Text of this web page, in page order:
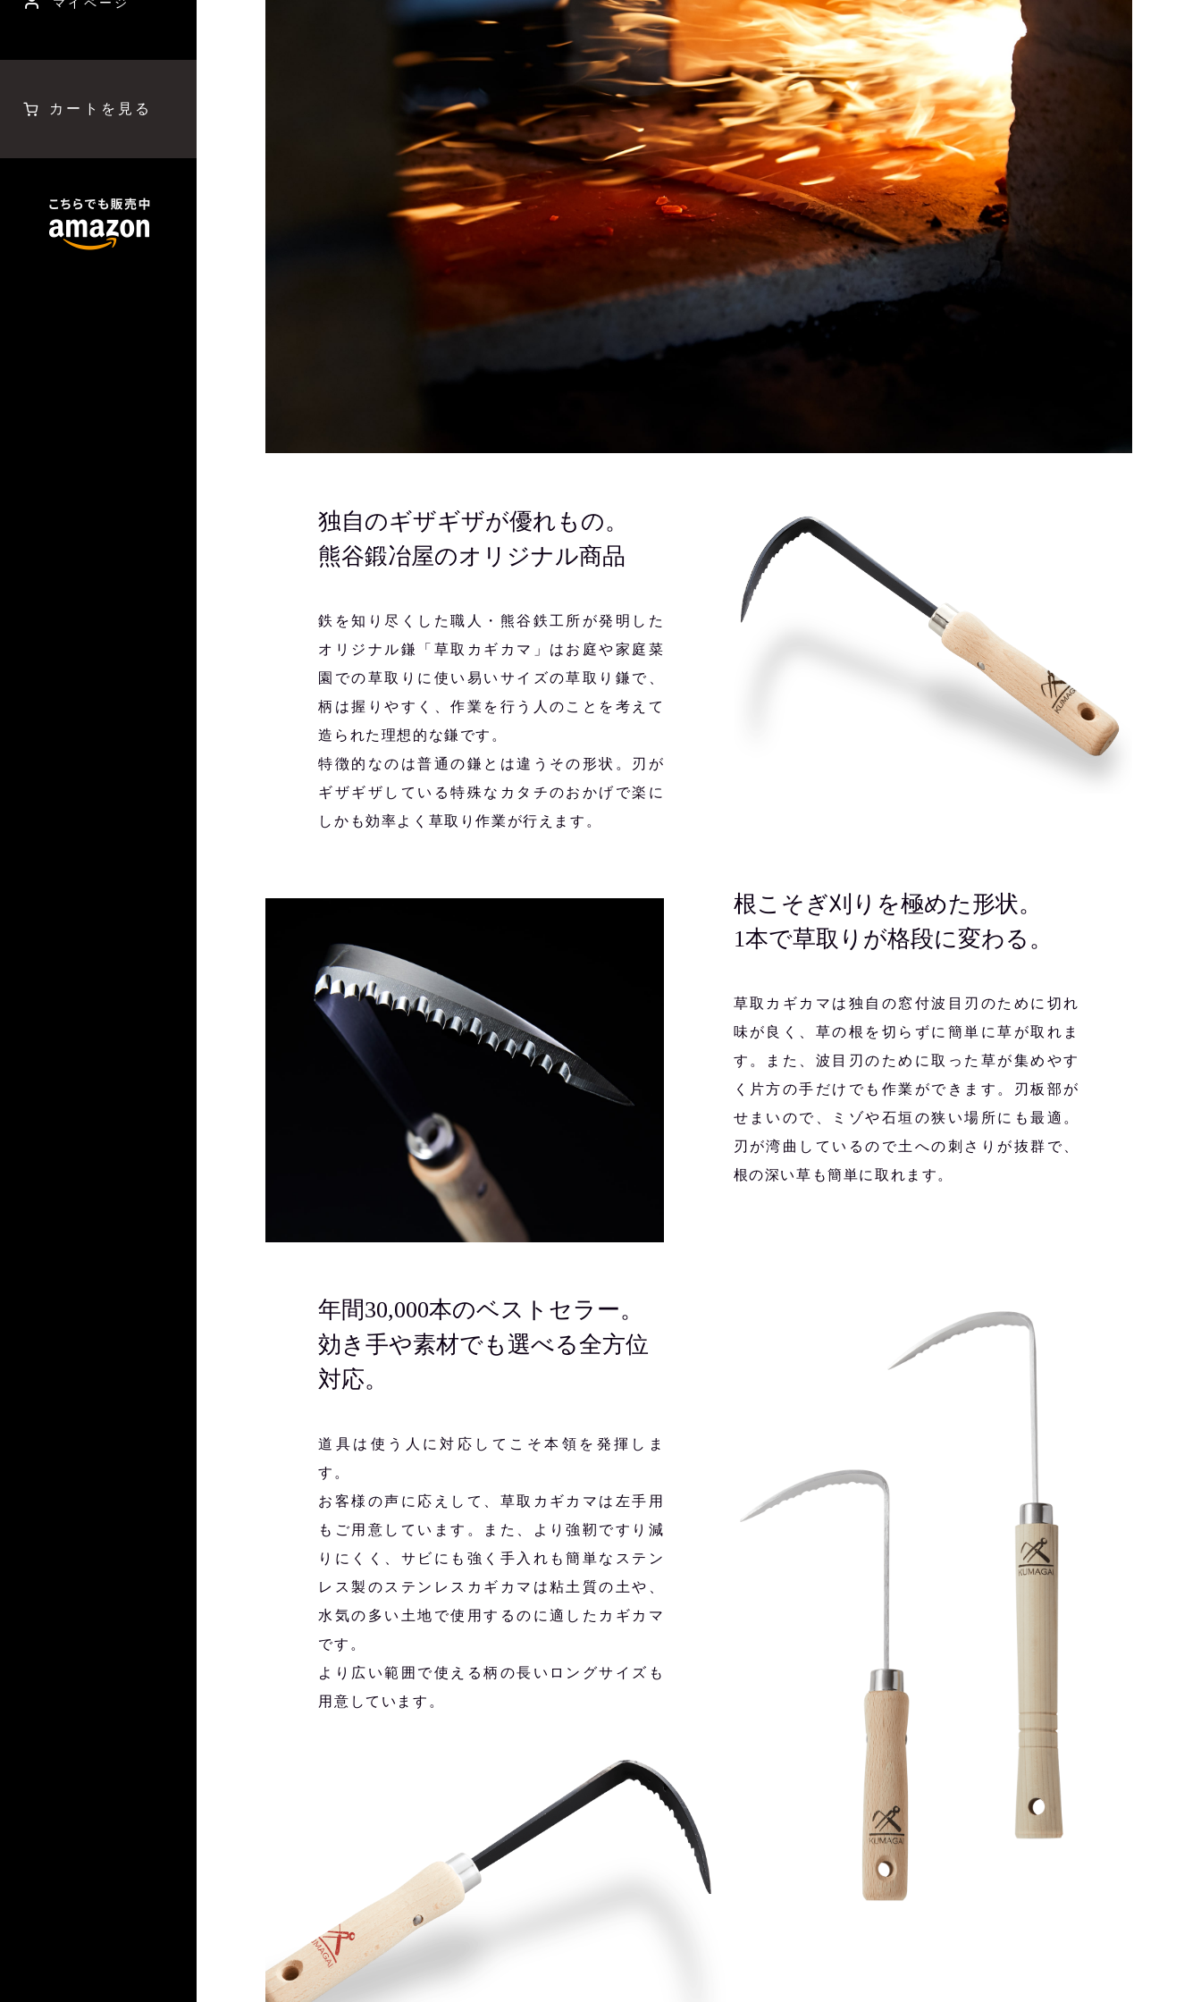
マイページ
カートを見る
独自のギザギザが優れもの。
熊谷鍛冶屋のオリジナル商品
鉄を知り尽くした職人・熊谷鉄工所が発明した
オリジナル鎌「草取カギカマ」はお庭や家庭菜
園での草取りに使い易いサイズの草取り鎌で、
柄は握りやすく、作業を行う人のことを考えて
造られた理想的な鎌です。
特徴的なのは普通の鎌とは違うその形状。刃が
ギザギザしている特殊なカタチのおかげで楽に
しかも効率よく草取り作業が行えます。
根こそぎ刈りを極めた形状。
1本で草取りが格段に変わる。
草取カギカマは独自の窓付波目刃のために切れ
味が良く、草の根を切らずに簡単に草が取れま
す。また、波目刃のために取った草が集めやす
く片方の手だけでも作業ができます。刃板部が
せまいので、ミゾや石垣の狭い場所にも最適。
刃が湾曲しているので土への刺さりが抜群で、
根の深い草も簡単に取れます。
年間30,000本のベストセラー。
効き手や素材でも選べる全方位
対応。
道具は使う人に対応してこそ本領を発揮しま
す。
お客様の声に応えして、草取カギカマは左手用
もご用意しています。また、より強靭ですり減
りにくく、サビにも強く手入れも簡単なステン
レス製のステンレスカギカマは粘土質の土や、
水気の多い土地で使用するのに適したカギカマ
です。
より広い範囲で使える柄の長いロングサイズも
用意しています。